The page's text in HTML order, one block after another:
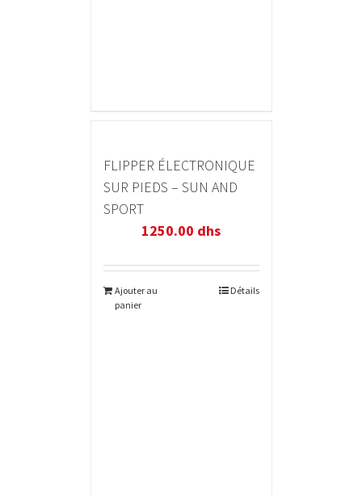
FLIPPER ÉLECTRONIQUE
SUR PIEDS – SUN AND
SPORT
1250.00 dhs
Ajouter au
panier
Détails